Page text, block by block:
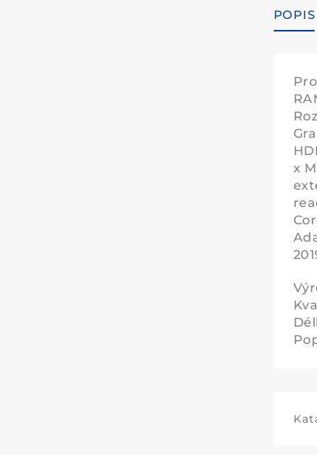
POPIS
x